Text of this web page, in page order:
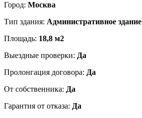
Город: Москва
Тип здания: Административное здание
Площадь: 18,8 м2
Выездные проверки: Да
Пролонгация договора: Да
От собственника: Да
Гарантия от отказа: Да